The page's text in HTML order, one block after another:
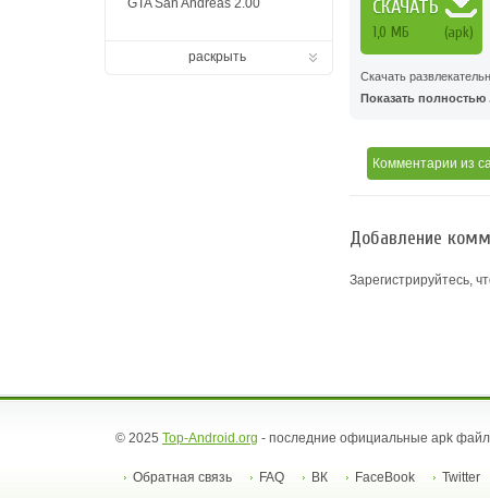
СКАЧАТЬ
1,0 MБ (apk)
Скачать
Показать полностью
Комментарии из
Добавление
Зарегистрируйтесь,
GTA San Andreas 2.00
раскрыть
© 2025 Top-Android.org - последние официальные apk
Обратная связь FAQ ВК FaceBook Twitter